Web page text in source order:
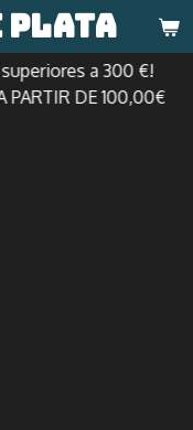
plata
a 300 €!
PARTIR DE 100,00€